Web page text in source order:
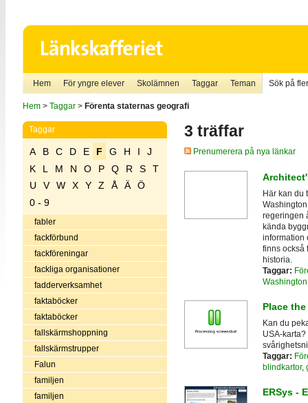
Hem För yngre elever Skolämnen Taggar Teman Sök på
Hem> Taggar> Förenta staternas geografi
Taggar
A B C D E F G H I
J
K
L M N O P Q R S
T
U
V W X Y Z Å Ä
Ö
0 - 9
fabler
fackförbund
fackföreningar
fackliga organisationer
fadderverksamhet
faktaböcker
faktaböcker
fallskärmshoppning
fallskärmstrupper
Falun
familjen
familjen
3 träffar
Prenumerera på nya länkar
Här kan du
regeringen
kända
information
finns också
historia.
Taggar:
Place
Kan du
USA-
Taggar:
blindkartor,
ERSys -